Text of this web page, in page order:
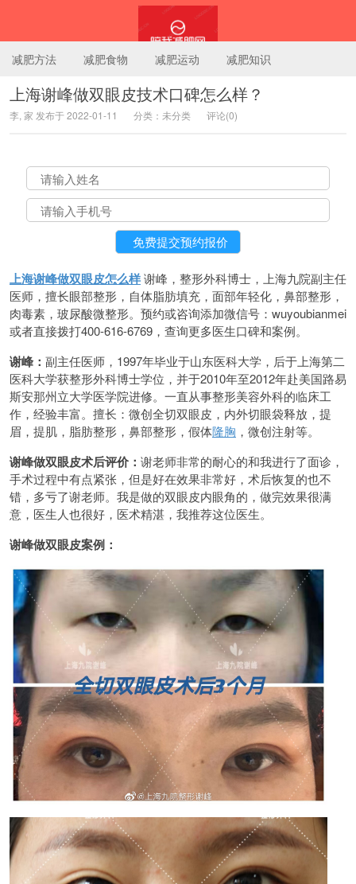
陪我减肥网
减肥方法 减肥食物 减肥运动 减肥知识
上海谢峰做双眼皮技术口碑怎么样？
李, 家 发布于 2022-01-11 分类：未分类 评论(0)
上海谢峰做双眼皮怎么样谢峰，整形外科博士，上海九院副主任
医师，擅长眼部整形，自体脂肪填充，面部年轻化，鼻部整形，
肉毒素，玻尿酸微整形。预约或咨询添加微信号：wuyoubianmei
或者直接拨打400-616-6769，查询更多医生口碑和案例。
谢峰： 副主任医师，1997年毕业于山东医科大学，后于上海第二
医科大学获整形外科博士学位，并于2010年至2012年赴美国路易
斯安那州立大学医学院进修。一直从事整形美容外科的临床工
作，经验丰富。擅长：微创全切双眼皮，内外切眼袋释放，提
眉，提肌，脂肪整形，鼻部整形，假体隆胸 ，微创注射等。
谢峰做双眼皮术后评价： 谢老师非常的耐心的和我进行了面诊，
手术过程中有点紧张，但是好在效果非常好，术后恢复的也不
错，多亏了谢老师。我是做的双眼皮内眼角的，做完效果很满
意，医生人也很好，医术精湛，我推荐这位医生。
谢峰做双眼皮案例：